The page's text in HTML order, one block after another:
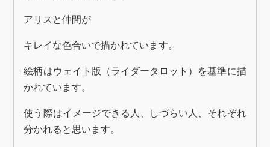
アリスと仲間が
キレイな色合いで描かれています。
絵柄はウェイト版（ライダータロット）を基準に描
かれています。
使う際はイメージできる人、しづらい人、それぞれ
分かれると思います。